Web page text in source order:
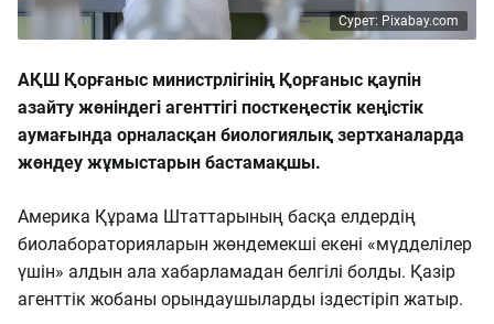
Сурет: Pixabay.com
АҚШ Қорғаныс министрлігінің Қорғаныс қаупін
азайту жөніндегі агенттігі посткеңестік кеңістік
аумағында орналасқан биологиялық зертханаларда
жөндеу жұмыстарын бастамақшы.
Америка Құрама Штаттарының басқа елдердің
биолабораторияларын жөндемекші екені «мүдделілер
үшін» алдын ала хабарламадан белгілі болды. Қазір
агенттік жобаны орындаушыларды іздестіріп жатыр.